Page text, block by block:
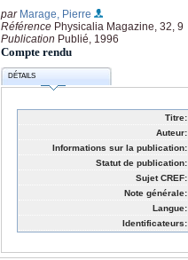
par Marage, Pierre
Référence Physicalia Magazine, 32, 9
Publication Publié, 1996
Compte rendu
DÉTAILS
Titre:
Auteur:
Informations sur la publication:
Statut de publication:
Sujet CREF:
Note générale:
Langue:
Identificateurs: